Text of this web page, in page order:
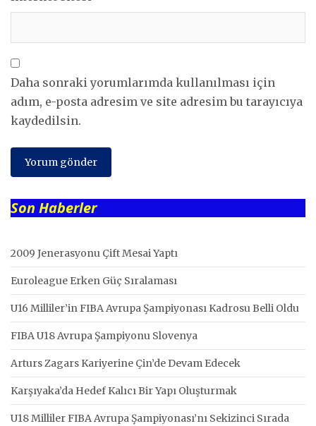
Daha sonraki yorumlarımda kullanılması için
adım, e-posta adresim ve site adresim bu tarayıcıya
kaydedilsin.
Son Haberler
2009 Jenerasyonu Çift Mesai Yaptı
Euroleague Erken Güç Sıralaması
U16 Milliler’in FIBA Avrupa Şampiyonası Kadrosu Belli Oldu
FIBA U18 Avrupa Şampiyonu Slovenya
Arturs Zagars Kariyerine Çin’de Devam Edecek
Karşıyaka’da Hedef Kalıcı Bir Yapı Oluşturmak
U18 Milliler FIBA Avrupa Şampiyonası’nı Sekizinci Sırada